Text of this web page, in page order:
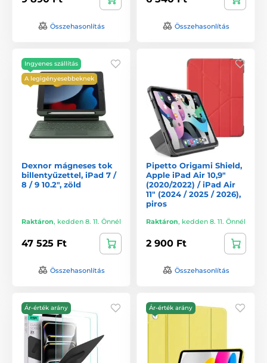
Összehasonlítás Összehasonlítás
Ingyenes szállítás
A legigényesebbeknek
Dexnor mágneses tok
billentyűzettel, iPad 7 /
8 / 9 10.2", zöld
Raktáron, kedden 8. 11. Önnél
47 525 Ft
Összehasonlítás
Pipetto Origami Shield,
Apple iPad Air 10,9"
(2020/2022) / iPad Air
11" (2024 / 2025 / 2026),
piros
Raktáron, kedden 8. 11. Önnél
2 900 Ft
Összehasonlítás
Ár-érték arány Ár-érték arány